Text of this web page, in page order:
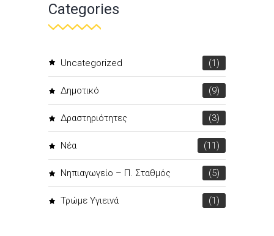
Categories
Uncategorized (1)
Δημοτικό (9)
Δραστηριότητες (3)
Νέα (11)
Νηπιαγωγείο – Π. Σταθμός (5)
Τρώμε Υγιεινά (1)